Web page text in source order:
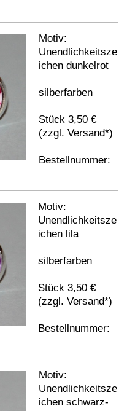
Motiv:
Unendlichkeitsze
ichen dunkelrot
silberfarben
Stück 3,50 €
(zzgl. Versand*)
Bestellnummer:
Motiv:
Unendlichkeitsze
ichen lila
silberfarben
Stück 3,50 €
(zzgl. Versand*)
Bestellnummer:
Motiv:
Unendlichkeitsze
ichen schwarz-